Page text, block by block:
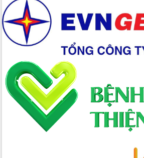
Ngành nông nghiệp phấn đấu tăng
trưởng đạt 5,86% trong năm 2026
UBND tỉnh Đắk Lắk triển khai công tác
quốc phòng, quân sự địa phương năm
2026
Đắk Lắk tập trung toàn lực khắc phục
tồn tại IUU, sẵn sàng làm việc với
Đoàn thanh tra EC
Chủ tịch UBND tỉnh Tạ Anh Tuấn thăm,
chúc mừng các bệnh viện nhân Ngày
Thầy thuốc Việt Nam
Rộn ràng lễ hội truyền thống Sông